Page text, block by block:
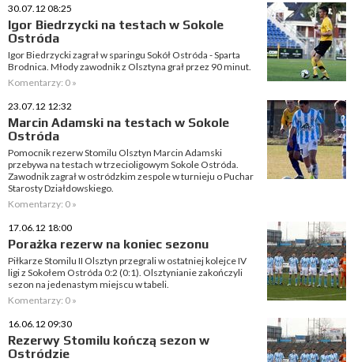
30.07.12 08:25
Igor Biedrzycki na testach w Sokole
Ostróda
Igor Biedrzycki zagrał w sparingu Sokół Ostróda - Sparta
Brodnica. Młody zawodnik z Olsztyna grał przez 90 minut.
Komentarzy: 0 »
23.07.12 12:32
Marcin Adamski na testach w Sokole
Ostróda
Pomocnik rezerw Stomilu Olsztyn Marcin Adamski
przebywa na testach w trzecioligowym Sokole Ostróda.
Zawodnik zagrał w ostródzkim zespole w turnieju o Puchar
Starosty Działdowskiego.
Komentarzy: 0 »
17.06.12 18:00
Porażka rezerw na koniec sezonu
Piłkarze Stomilu II Olsztyn przegrali w ostatniej kolejce IV
ligi z Sokołem Ostróda 0:2 (0:1). Olsztynianie zakończyli
sezon na jedenastym miejscu w tabeli.
Komentarzy: 0 »
16.06.12 09:30
Rezerwy Stomilu kończą sezon w
Ostródzie